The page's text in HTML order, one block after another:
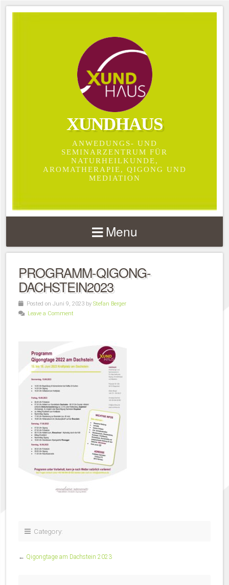
XUNDHAUS
ANWEDUNGS- UND
SEMINARZENTRUM FÜR
NATURHEILKUNDE,
AROMATHERAPIE, QIGONG UND
MEDIATION
Menu
PROGRAMM-QIGONG-
DACHSTEIN2023
Posted on Juni 9, 2023 by Stefan Berger
Leave a Comment
Category:
← Qigongtage am Dachstein 2023